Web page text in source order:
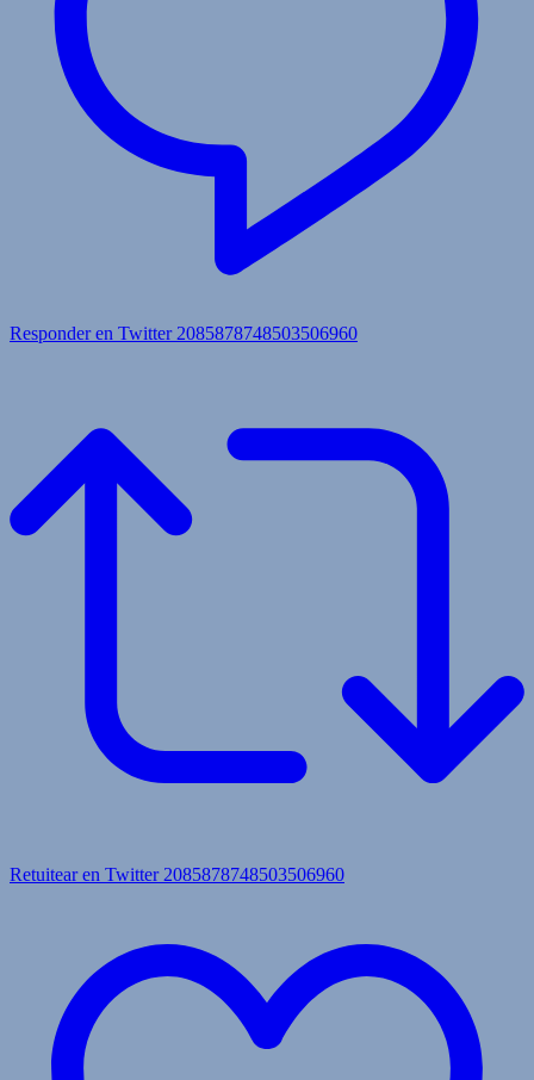
Responder en Twitter 2085878748503506960
Retuitear en Twitter 2085878748503506960